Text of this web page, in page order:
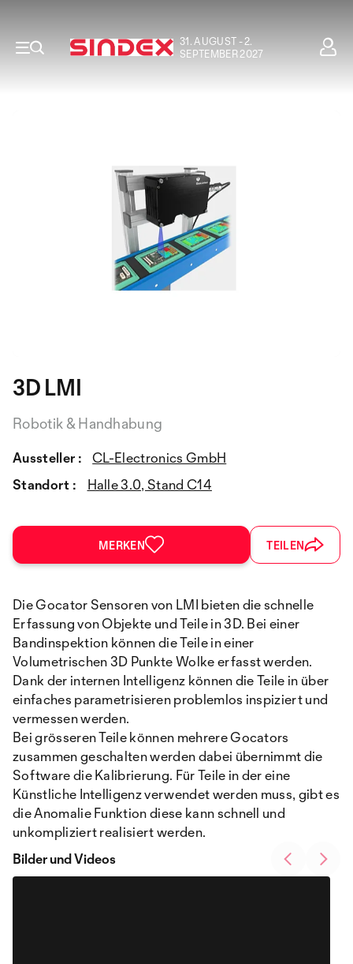
31. AUGUST - 2.
SEPTEMBER 2027
3D LMI
Robotik & Handhabung
Aussteller :
CL-Electronics GmbH
Standort :
Halle 3.0, Stand C14
MERKEN TEILEN
Die Gocator Sensoren von LMI bieten die schnelle
Erfassung von Objekte und Teile in 3D. Bei einer
Bandinspektion können die Teile in einer
Volumetrischen 3D Punkte Wolke erfasst werden.
Dank der internen Intelligenz können die Teile in über
einfaches parametrisieren problemlos inspiziert und
vermessen werden.
Bei grösseren Teile können mehrere Gocators
zusammen geschalten werden dabei übernimmt die
Software die Kalibrierung. Für Teile in der eine
Künstliche Intelligenz verwendet werden muss, gibt es
die Anomalie Funktion diese kann schnell und
unkompliziert realisiert werden.
Bilder und Videos